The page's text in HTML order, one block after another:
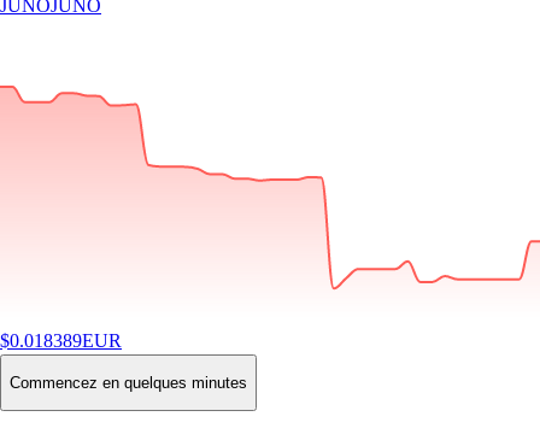
JUNOJUNO
$0.018389EUR
-3.18%24H
Buy
Commencez en quelques minutes